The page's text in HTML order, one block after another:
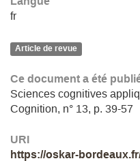
fr
Article de revue
Ce document a été
Sciences cognitives
Cognition, n° 13, p. 39-57
URI
https://oskar-